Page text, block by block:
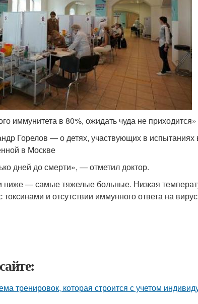
иммунитета в 80%, ожидать чуда не приходится»
Горелов — о детях, участвующих в испытаниях
в Москве
дней до смерти», — отметил доктор.
ниже — самые тяжелые больные. Низкая
и отсутствии иммунного ответа на
тренировок, которая строится с учетом